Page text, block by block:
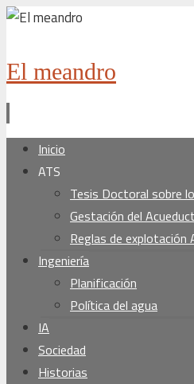
El meandro
contenido
Inicio
ATS
Tesis Doctoral sobre
Gestación del
Reglas de explotación
Ingeniería
Planificación
Política del agua
IA
Sociedad
Historias